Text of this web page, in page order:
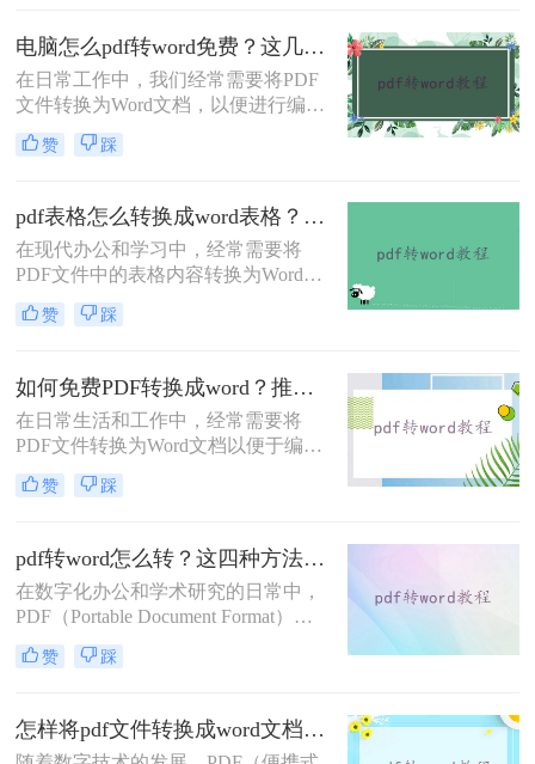
Word文档。那么pdf格式如何转换成
word文档格式呢？本文将介绍三种将
PDF转换为Word文档格式的实用方
法，帮助您轻松应对这一需求。
电脑怎么pdf转word免费？这几个转换方法快来看看！
在日常工作中，我们经常需要将PDF
文件转换为Word文档，以便进行编辑
或进一步处理。虽然市面上有许多专
业的软件和服务可以实现这一转换，
用。那么电脑怎么pdf转word免费呢？
本文将介绍三种在电脑上免费将PDF
转换为Word文档的方法。
赞 踩
pdf表格怎么转换成word表格？这4种方法很常见！
在现代办公和学习中，经常需要将
PDF文件中的表格内容转换为Word表
格以便于编辑和修改。那么pdf表格怎
么转换成word表格呢？以下将详细介
有效方法，帮助用户高效完成转换工
作。
赞 踩
如何免费PDF转换成word？推荐3个实用转换方法！
在日常生活和工作中，经常需要将
PDF文件转换为Word文档以便于编辑
和修改。幸运的是，有多种免费的方
法可以实现这一目标。那么如何免费
几种常用的免费PDF转Word的方法，
帮助用户高效地完成转换工作。
赞 踩
pdf转word怎么转？这四种方法帮你轻松转换!
在数字化办公和学术研究的日常中，
PDF（Portable Document Format）文
档因其优秀的跨平台兼容性和格式稳
定性而广受欢迎。然而，当我们需要
会发现Word文档更加便捷高效。因
此，将PDF转换为Word文档成为了一
赞 踩
怎样将pdf文件转换成word文档？这三种方法任你选择！